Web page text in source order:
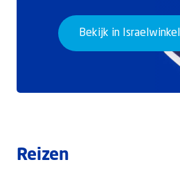
Bekijk in Israelwinkel
Reizen